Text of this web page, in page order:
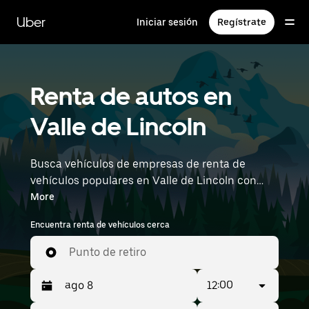
contenido
principal
Uber Iniciar sesión Regístrate
Renta de autos en
Valle de Lincoln
Busca vehículos de empresas de renta de
vehículos populares en Valle de Lincoln con
Uber Rent. Desde vehículos eléctricos y sedanes
hasta SUV, encontrarás vehículos aptos para
personas que viajan solas y para grupos de
hasta 7 personas. Ingresa la hora y la ubicación
(por ejemplo, Del Norte International Airport)
para ver los autos en renta cerca de ti.
More
Encuentra renta de vehículos cerca
Punto de retiro
12:00